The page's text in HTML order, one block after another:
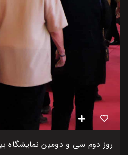
روز دوم سی و دومین نمایشگاه